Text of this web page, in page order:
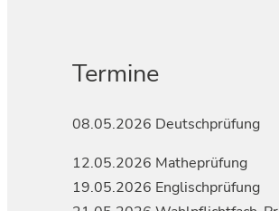
Termine
08.05.2026 Deutschprüfung
12.05.2026 Matheprüfung
19.05.2026 Englischprüfung